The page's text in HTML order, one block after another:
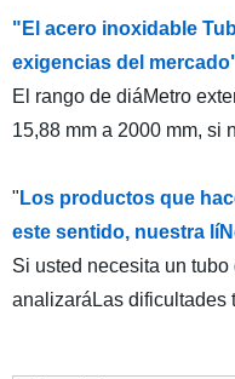
"El acero inoxidable
exigencias del
El rango de diáMetro
15,88 mm a 2000 mm, si
" Los productos que
este sentido, nuestra
Si usted necesita un
analizaráLas dificultades